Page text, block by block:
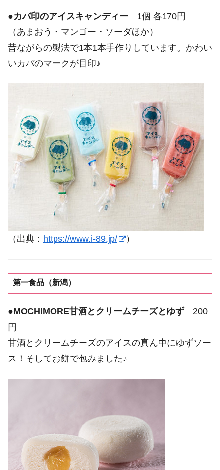
●カバ印のアイスキャンディー 1個 各170円
（あまおう・マンゴー・ソーダほか）
昔ながらの製法で1本1本手作りしています。かわい
いカバのマークが目印♪
（出典： https://www.i-89.jp/ ）
第一食品（新潟）
●MOCHIMORE甘酒とクリームチーズとゆず200
円
甘酒とクリームチーズのアイスの真ん中にゆずソー
ス！そしてお餅で包みました♪